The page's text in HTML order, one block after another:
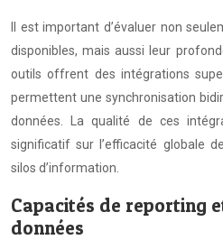
Il est important d’évaluer non
disponibles, mais aussi leur
outils offrent des intégrations
permettent une synchronisation
données. La qualité de ces
significatif sur l’efficacité globale
silos d’information.
Capacités de reporting
données